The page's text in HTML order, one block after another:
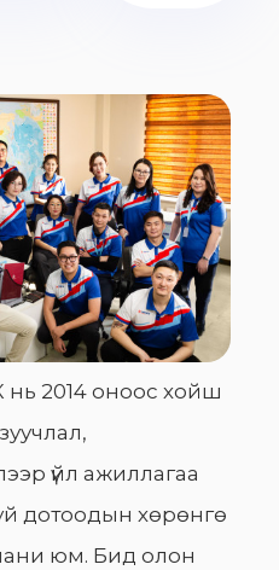
2014 оноос хойш
үйл ажиллагаа
дотоодын хөрөнгө
юм. Бид олон